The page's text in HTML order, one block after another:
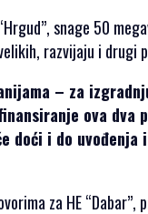
snage 50
razvijaju i drugi
– za
ova dva
i do uvođenja
za HE